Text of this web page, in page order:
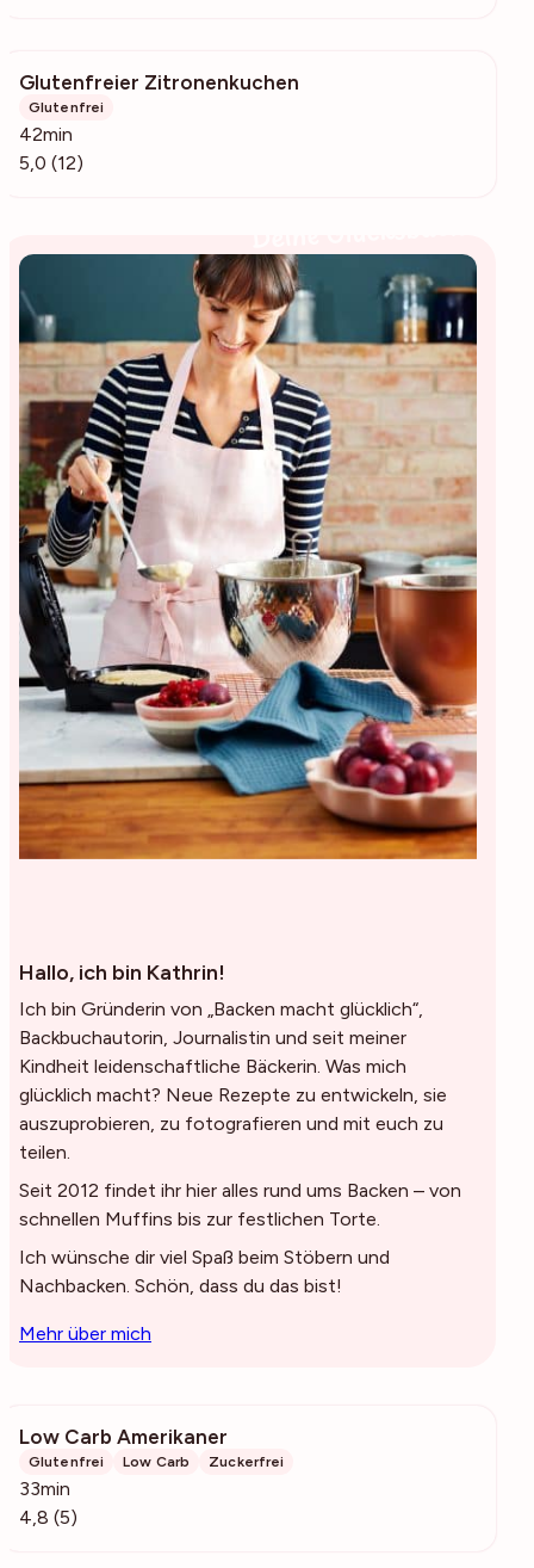
Glutenfreier Zitronenkuchen
Glutenfrei
42min
5,0 (12)
Hallo, ich bin Kathrin!
Ich bin Gründerin von „Backen macht glücklich“,
Backbuchautorin, Journalistin und seit meiner
Kindheit leidenschaftliche Bäckerin. Was mich
glücklich macht? Neue Rezepte zu entwickeln, sie
auszuprobieren, zu fotografieren und mit euch zu
teilen.
Seit 2012 findet ihr hier alles rund ums Backen – von
schnellen Muffins bis zur festlichen Torte.
Ich wünsche dir viel Spaß beim Stöbern und
Nachbacken. Schön, dass du das bist!
Mehr über mich
Low Carb Amerikaner
Glutenfrei Low Carb Zuckerfrei
33min
4,8 (5)